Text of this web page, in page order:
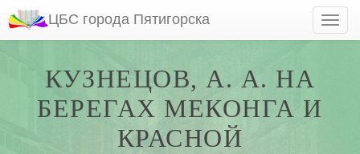
ЦБС города Пятигорска
КУЗНЕЦОВ, А. А. НА
БЕРЕГАХ МЕКОНГА И
КРАСНОЙ